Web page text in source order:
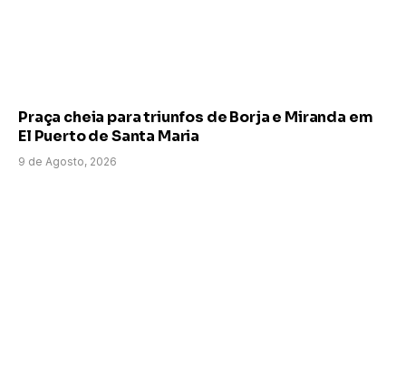
Praça cheia para triunfos de Borja e Miranda em
El Puerto de Santa Maria
9 de Agosto, 2026